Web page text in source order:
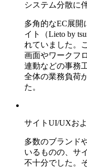
システム分散に
多角的なEC展開
イト（Lieto by
れていました。
画面やワークフ
連動などの事務
全体の業務負荷
た。
サイトUI/UXお
多数のブランド
いるものの、サ
不十分でした。